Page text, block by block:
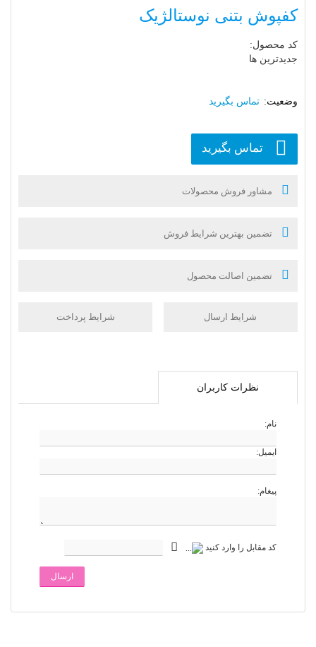
کفپوش بتنی نوستالژیک
کد محصول:
جدیدترین ها
تماس بگیرید
تماس بگیرید
مشاور فروش محصولات
تضمین بهترین شرایط فروش
تضمین اصالت محصول
شرایط ارسال شرایط پرداخت
نظرات کاربران
نام:
ایمیل:
پیغام:
کد مقابل را وارد کنید
ارسال